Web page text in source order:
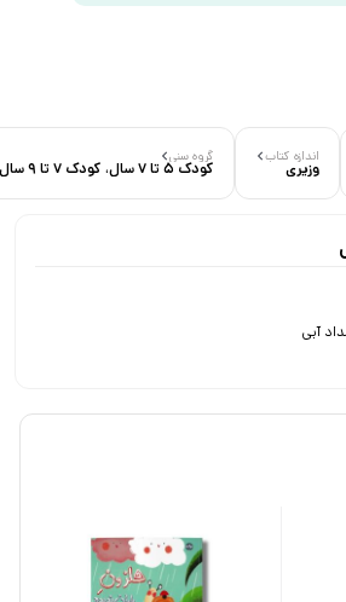
اندازه کتاب
وزیری
گروه سنی
کودک 5 تا 7 سال، کودک 7 تا 9 سال
آبی